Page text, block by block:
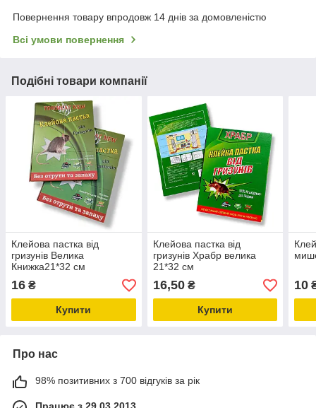
Повернення товару впродовж 14 днів за домовленістю
Всі умови повернення
Подібні товари компанії
Клейова пастка від
гризунів Велика
Книжка21*32 см
TOMMCAT
16 ₴
Купити
Клейова пастка від
гризунів Храбр велика
21*32 см
16,50₴
Купити
10
Про нас
98% позитивних з 700 відгуків за рік